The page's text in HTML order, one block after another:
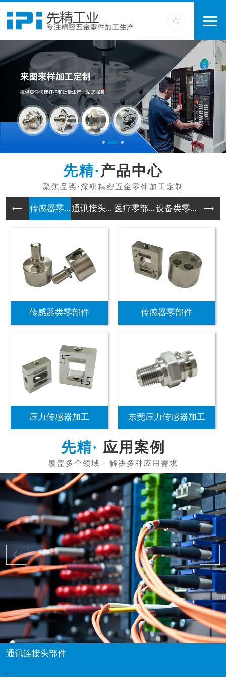
产品中心
传感器零... 通讯接头... 医疗零部... 设备类零... 工业
传感器类零部件 传感器零部件
压力传感器加工 东莞压力传感器加工
应用案例
通讯连接头部件
...